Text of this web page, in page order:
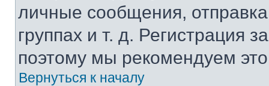
личные сообщения,
группах и т. д. Регистрация
поэтому мы рекомендуем
Вернуться к началу